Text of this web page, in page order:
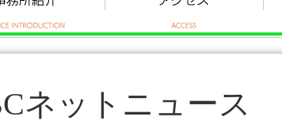
ネットニュース